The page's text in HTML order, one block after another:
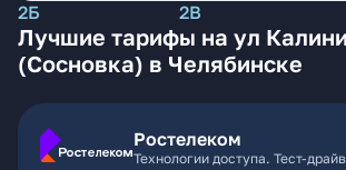
2Б 2В
Лучшие тарифы на ул
(Сосновка) в Челябинске
Ростелеком
Технологии доступа. Тест-драйв